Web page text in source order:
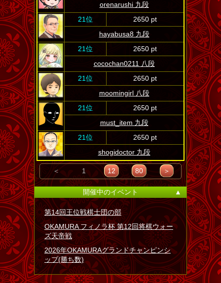
orenarushi 九段
21位
2650 pt
hayabusa8 九段
21位
2650 pt
cocochan0211 八段
21位
2650 pt
moomingirl 八段
21位
2650 pt
must_item 九段
21位
2650 pt
shogidoctor 九段
＜ 1 12 80 ＞
開催中のイベント ▲
第14回王位戦棋士団の部
OKAMURA フィノラ杯 第12回将棋ウォー
ズ天帝戦
2026年OKAMURAグランドチャンピンシ
ップ(勝ち数)